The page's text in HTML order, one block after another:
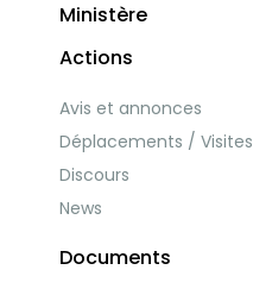
Ministère
Actions
Avis et annonces
Déplacements / Visites
Discours
News
Documents